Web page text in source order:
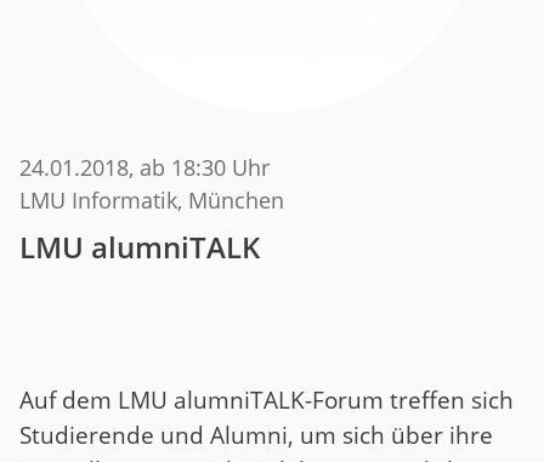
24.01.2018, ab 18:30 Uhr
LMU Informatik, München
LMU alumniTALK
Auf dem LMU alumniTALK-Forum treffen sich
Studierende und Alumni, um sich über ihre